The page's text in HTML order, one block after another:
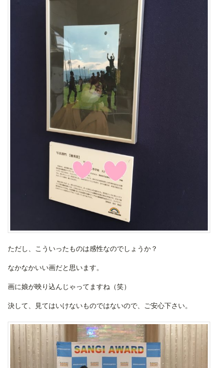
ただし、こういったものは感性なのでしょうか？
なかなかいい画だと思います。
画に娘が映り込んじゃってますね（笑）
決して、見てはいけないものではないので、ご安心下さい。